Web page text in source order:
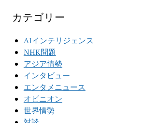
カテゴリー
AIインテリジェンス
NHK問題
アジア情勢
インタビュー
エンタメニュース
オピニオン
世界情勢